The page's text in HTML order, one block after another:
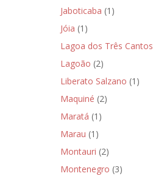
Jaboticaba (1)
Jóia (1)
Lagoa dos Três Cantos
Lagoão (2)
Liberato Salzano (1)
Maquiné (2)
Maratá (1)
Marau (1)
Montauri (2)
Montenegro (3)